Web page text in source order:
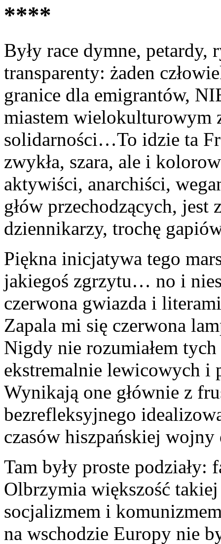
****
Były race dymne, petardy,
transparenty: żaden
granice dla emigrantów,
miastem wielokulturowym
solidarności…To idzie ta
zwykła, szara, ale i
aktywiści, anarchiści,
głów przechodzących,
dziennikarzy, trochę
Piękna inicjatywa tego
jakiegoś zgrzytu… no i
czerwona gwiazda i
Zapala mi się czerwona
Nigdy nie rozumiałem
ekstremalnie lewicowych i
Wynikają one głównie z
bezrefleksyjnego
czasów hiszpańskiej
Tam były proste podziały:
Olbrzymia większość
socjalizmem i
na wschodzie Europy nie